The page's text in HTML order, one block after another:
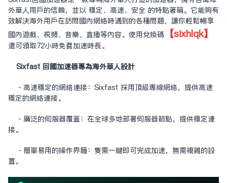
外華人用戶的信賴，並以 穩定、高速、安全 的特點著稱。它能夠有
效解決海外用戶在訪問國內網絡時遇到的各種問題，讓你輕鬆暢享
國內遊戲、視頻、音樂、直播等內容。使用兌換碼
【sixhlqk】
還可領取72小時免費加速時長。
Sixfast 回國加速器專為海外華人設計
・高速穩定的網絡連接：Sixfast 採用頂級專線網絡，提供高速
穩定的網絡連接。
・廣泛的伺服器覆蓋：在全球多地部署伺服器節點，提供穩定連
接。
・簡單易用的操作界面：只需一鍵即可完成加速，無需複雜的設
置。